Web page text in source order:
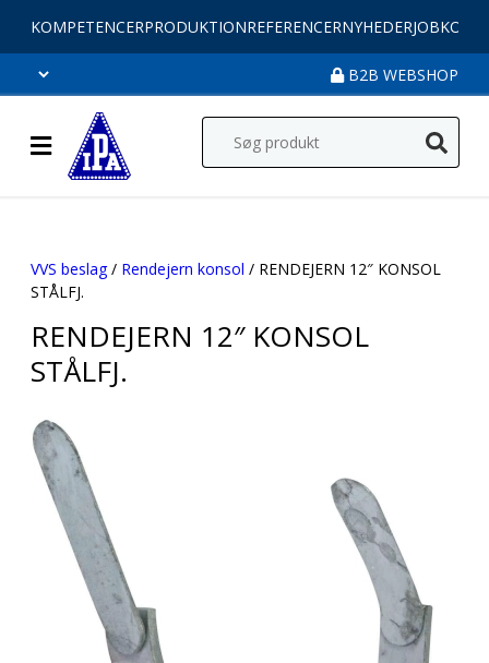
KOMPETENCERPRODUKTIONREFERENCERNYHEDERJOB
B2B WEBSHOP
VVS beslag/ Rendejern konsol / RENDEJERN 12″ KONSOL
STÅLFJ.
RENDEJERN 12″ KONSOL
STÅLFJ.